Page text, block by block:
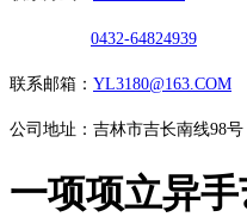
0432-64824939
联系邮箱： YL3180@163.COM
公司地址：吉林市吉长南线98号
一项项立异